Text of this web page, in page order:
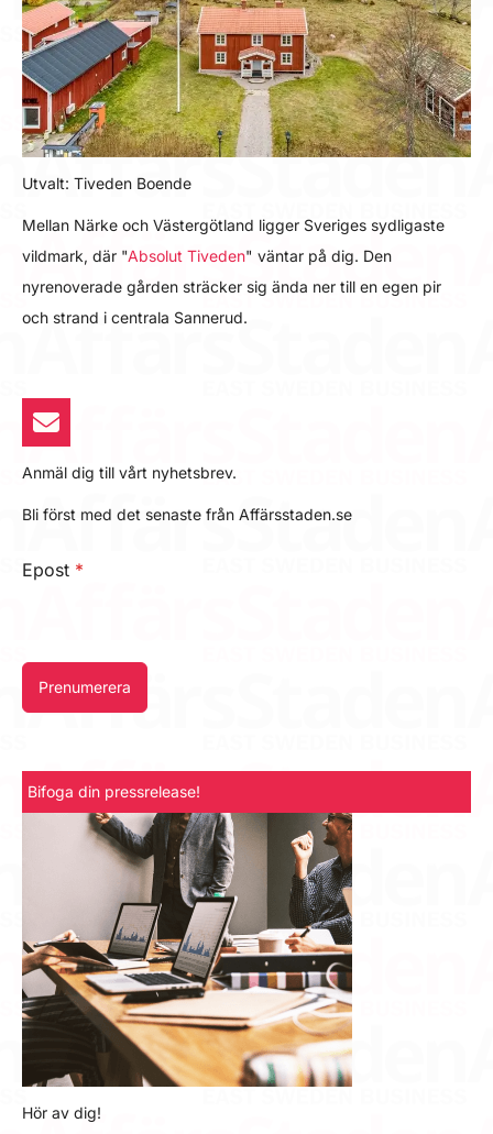
Utvalt: Tiveden Boende
Mellan Närke och Västergötland ligger Sveriges sydligaste
vildmark, där "Absolut Tiveden" väntar på dig. Den
nyrenoverade gården sträcker sig ända ner till en egen pir
och strand i centrala Sannerud.
Anmäl dig till vårt nyhetsbrev.
Bli först med det senaste från Affärsstaden.se
Epost *
Prenumerera
Bifoga din pressrelease!
Hör av dig!